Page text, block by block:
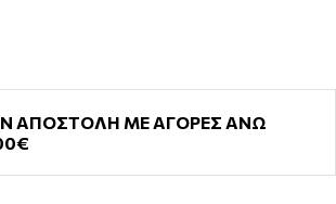
ΑΠΟΣΤΟΛΗ ΜΕ ΑΓΟΡΕΣ ΑΝΩ